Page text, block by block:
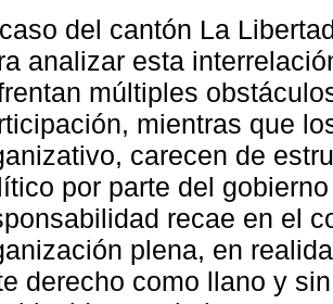
del cantón La
analizar esta
múltiples
mientras que
carecen de
por parte del
recae en el
plena, en
derecho como llano y